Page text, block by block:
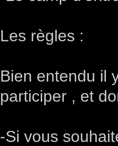
Les règles :
Bien entendu il
participer , et
-Si vous